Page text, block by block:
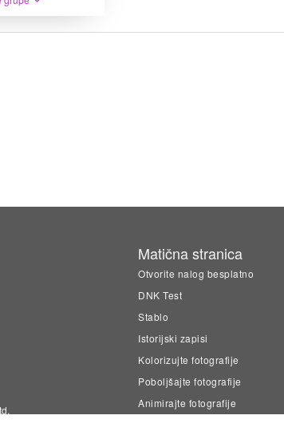
Matična stranica
Otvorite nalog besplatno
DNK Test
Stablo
Istorijski zapisi
Kolorizujte fotografije
Poboljšajte fotografije
Animirajte fotografije